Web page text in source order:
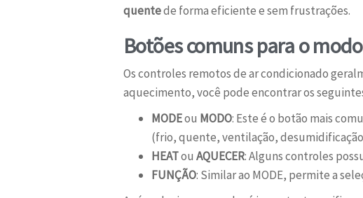
quentede forma eficiente e sem frustrações.
Botões comuns para o
Os controles remotos de ar condicionado
aquecimento, você pode encontrar os
MODEou MODO: Este é o botão mais
(frio, quente, ventilação,
HEATou AQUECER: Alguns controles
FUNÇÃO: Similar ao MODE, permite a